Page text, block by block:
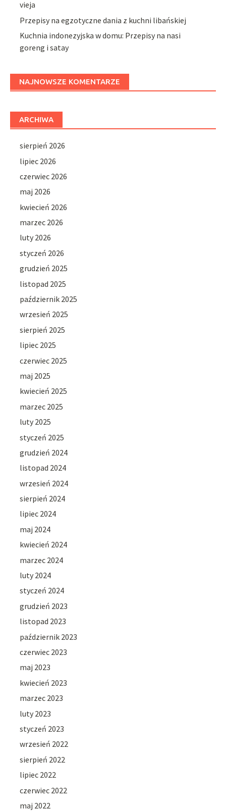
vieja
Przepisy na egzotyczne dania z kuchni libańskiej
Kuchnia indonezyjska w domu: Przepisy na nasi
goreng i satay
NAJNOWSZE KOMENTARZE
ARCHIWA
sierpień 2026
lipiec 2026
czerwiec 2026
maj 2026
kwiecień 2026
marzec 2026
luty 2026
styczeń 2026
grudzień 2025
listopad 2025
październik 2025
wrzesień 2025
sierpień 2025
lipiec 2025
czerwiec 2025
maj 2025
kwiecień 2025
marzec 2025
luty 2025
styczeń 2025
grudzień 2024
listopad 2024
wrzesień 2024
sierpień 2024
lipiec 2024
maj 2024
kwiecień 2024
marzec 2024
luty 2024
styczeń 2024
grudzień 2023
listopad 2023
październik 2023
czerwiec 2023
maj 2023
kwiecień 2023
marzec 2023
luty 2023
styczeń 2023
wrzesień 2022
sierpień 2022
lipiec 2022
czerwiec 2022
maj 2022